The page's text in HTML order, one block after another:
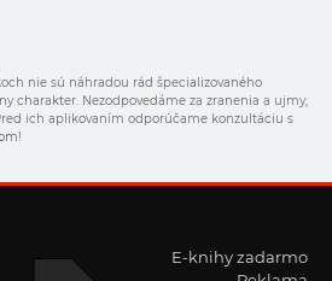
nie sú náhradou rád špecializovaného
charakter. Nezodpovedáme za zranenia a ujmy,
ich aplikovaním odporúčame konzultáciu s
E-knihy zadarmo